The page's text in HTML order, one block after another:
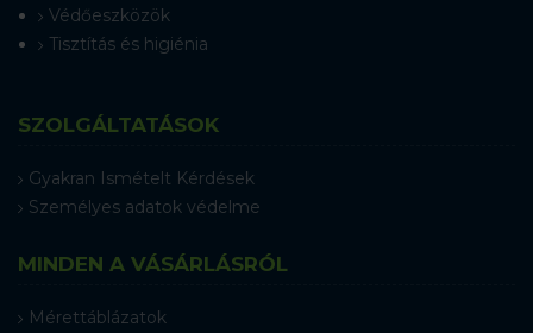
Védőeszközök
Tisztítás és higiénia
SZOLGÁLTATÁSOK
Gyakran Ismételt Kérdések
Személyes adatok védelme
MINDEN A VÁSÁRLÁSRÓL
Mérettáblázatok